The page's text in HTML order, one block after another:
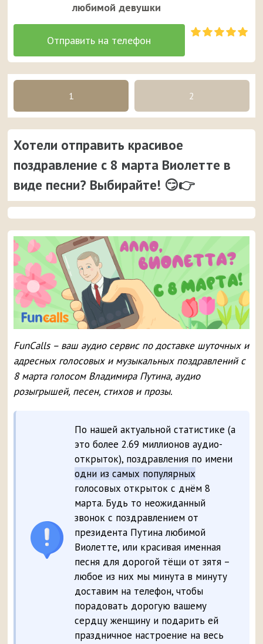
любимой девушки
1 2
Хотели отправить красивое
поздравление с 8 марта Виолетте в
виде песни? Выбирайте! 😏👉
FunCalls – ваш аудио сервис по доставке шуточных и
адресных голосовых и музыкальных поздравлений с
8 марта голосом Владимира Путина, аудио
розыгрышей, песен, стихов и прозы.
По нашей актуальной статистике (а
это более 2.69 миллионов аудио-
открыток), поздравления по имени
одни из самых популярных
голосовых открыток с днём 8
марта. Будь то неожиданный
звонок с поздравлением от
президента Путина любимой
Виолетте, или красивая именная
песня для дорогой тёщи от зятя –
любое из них мы минута в минуту
доставим на телефон, чтобы
порадовать дорогую вашему
сердцу женщину и подарить ей
праздничное настроение на весь